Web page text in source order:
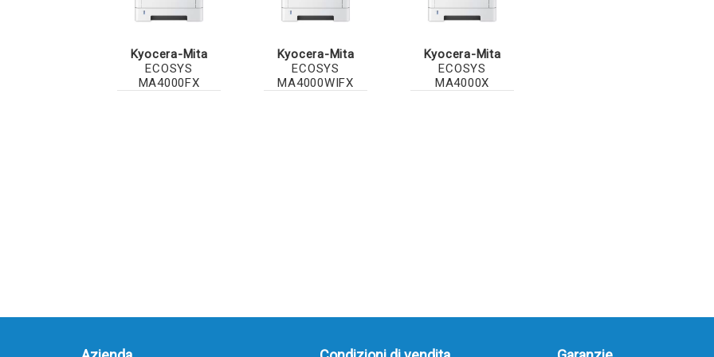
Kyocera-Mita
ECOSYS
MA4000FX
Kyocera-Mita
ECOSYS
MA4000WIFX
Kyocera-Mita
ECOSYS
MA4000X